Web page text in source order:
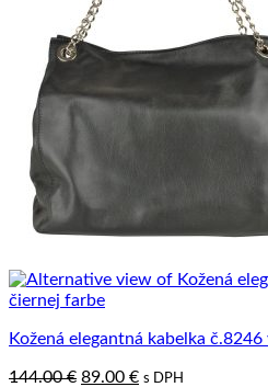
Kožená elegantná kabelka
144.00€ Pôvodná
89.00 €Aktuálna
s DPH